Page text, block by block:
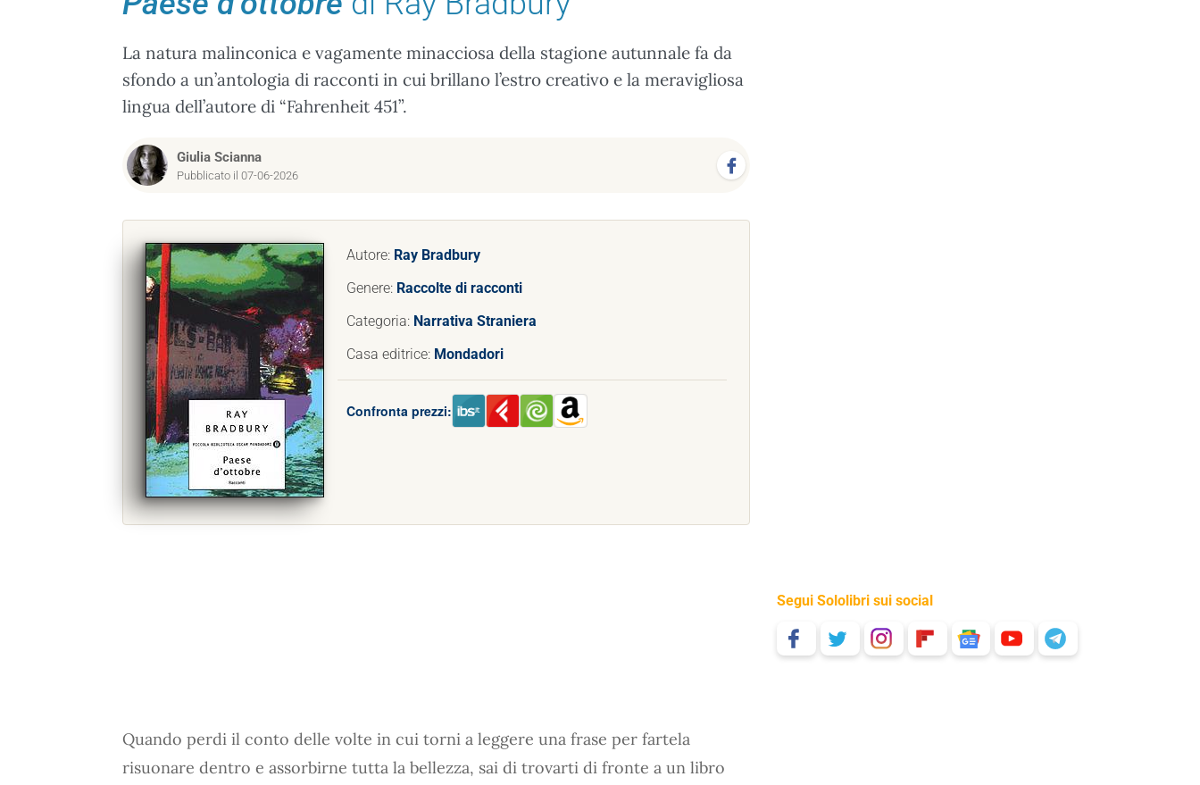
La natura malinconica e vagamente minacciosa della stagione autunnale fa da
sfondo a un’antologia di racconti in cui brillano l’estro creativo e la meravigliosa
lingua dell’autore di “Fahrenheit 451”.
Giulia Scianna
Pubblicato il 07-06-2026
Autore: Ray Bradbury
Genere: Raccolte di racconti
Categoria: Narrativa Straniera
Casa editrice: Mondadori
Confronta prezzi:
Quando perdi il conto delle volte in cui torni a leggere una frase per fartela
risuonare dentro e assorbirne tutta la bellezza, sai di trovarti di fronte a un libro
Segui Sololibri sui social